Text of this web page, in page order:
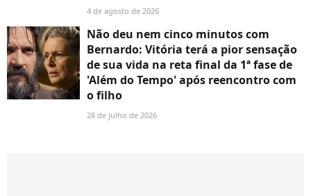
4 de agosto de 2026
Não deu nem cinco minutos com
Bernardo: Vitória terá a pior sensação
de sua vida na reta final da 1ª fase de
'Além do Tempo' após reencontro com
o filho
28 de julho de 2026